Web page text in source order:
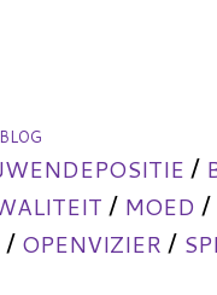
BLOG
/
/ MOED /
/ OPENVIZIER /